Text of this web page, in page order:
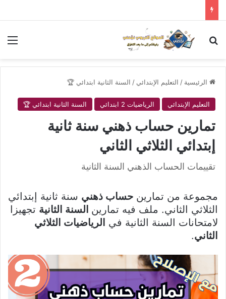
بحث عن
الرئيسية / التعليم الإبتدائي / السنة الثانية ابتدائي 🏆
التعليم الإبتدائي الرياضيات 2 ابتدائي السنة الثانية ابتدائي 🏆
تمارين حساب ذهني سنة ثانية
إبتدائي الثلاثي الثاني
تقييمات الحساب الذهني السنة الثانية
مجموعة من تمارين حساب ذهني سنة ثانية إبتدائي
الثلاثي الثاني. ملف فيه تمارين السنة الثانية تجهيزا
لامتحانات السنة الثانية في الرياضيات الثلاثي
الثاني.